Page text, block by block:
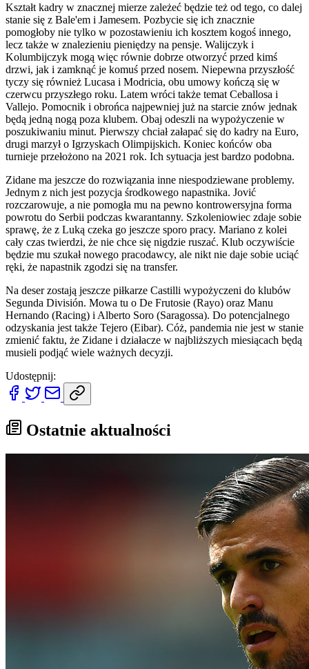
Kształt kadry w znacznej mierze zależeć będzie też od tego, co dalej
stanie się z Bale'em i Jamesem. Pozbycie się ich znacznie
pomogłoby nie tylko w pozostawieniu ich kosztem kogoś innego,
lecz także w znalezieniu pieniędzy na pensje. Walijczyk i
Kolumbijczyk mogą więc równie dobrze otworzyć przed kimś
drzwi, jak i zamknąć je komuś przed nosem. Niepewna przyszłość
tyczy się również Lucasa i Modricia, obu umowy kończą się w
czerwcu przyszłego roku. Latem wróci także temat Ceballosa i
Vallejo. Pomocnik i obrońca najpewniej już na starcie znów jednak
będą jedną nogą poza klubem. Obaj odeszli na wypożyczenie w
poszukiwaniu minut. Pierwszy chciał załapać się do kadry na Euro,
drugi marzył o Igrzyskach Olimpijskich. Koniec końców oba
turnieje przełożono na 2021 rok. Ich sytuacja jest bardzo podobna.
Zidane ma jeszcze do rozwiązania inne niespodziewane problemy.
Jednym z nich jest pozycja środkowego napastnika. Jović
rozczarowuje, a nie pomogła mu na pewno kontrowersyjna forma
powrotu do Serbii podczas kwarantanny. Szkoleniowiec zdaje sobie
sprawę, że z Luką czeka go jeszcze sporo pracy. Mariano z kolei
cały czas twierdzi, że nie chce się nigdzie ruszać. Klub oczywiście
będzie mu szukał nowego pracodawcy, ale nikt nie daje sobie uciąć
ręki, że napastnik zgodzi się na transfer.
Na deser zostają jeszcze piłkarze Castilli wypożyczeni do klubów
Segunda División. Mowa tu o De Frutosie (Rayo) oraz Manu
Hernando (Racing) i Alberto Soro (Saragossa). Do potencjalnego
odzyskania jest także Tejero (Eibar). Cóż, pandemia nie jest w stanie
zmienić faktu, że Zidane i działacze w najbliższych miesiącach będą
musieli podjąć wiele ważnych decyzji.
Udostępnij:
Ostatnie aktualności